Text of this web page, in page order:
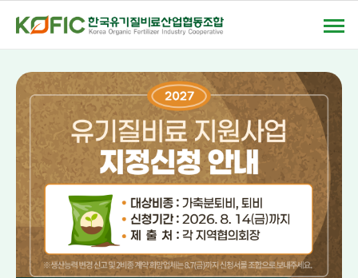
상단
모바일메뉴